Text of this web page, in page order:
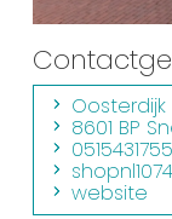
Winkelen
En meer
Jouw Sneek
De Friese
Oosterdijk
8601 BP
0515431755
website